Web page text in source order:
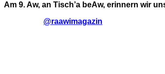
Am 9. Aw, an Tisch’a beAw, erinnern wir
@raawimagazin